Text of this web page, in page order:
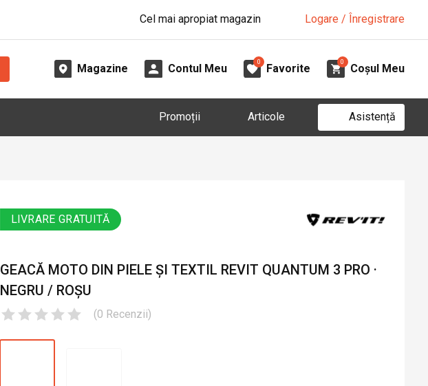
Cel mai apropiat magazin Logare / Înregistrare
Magazine Contul Meu
0
Favorite
0
Coșul Meu
Promoții Articole Asistență
LIVRARE GRATUITĂ
GEACĂ MOTO DIN PIELE ȘI TEXTIL REVIT QUANTUM 3 PRO ·
NEGRU / ROȘU
(0 Recenzii)